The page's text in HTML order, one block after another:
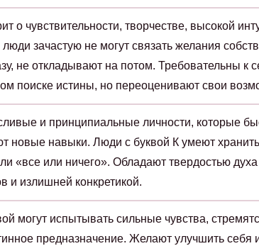
о чувствительности, творчестве, высокой
зачастую не могут связать желания
не откладывают на потом. Требовательны к
поиске истины, но переоценивают свои
и принципиальные личности, которые
новые навыки. Люди с буквой К умеют
«все или ничего». Обладают твердостью
и излишней конкретикой.
могут испытывать сильные чувства,
предназначение. Желают улучшить